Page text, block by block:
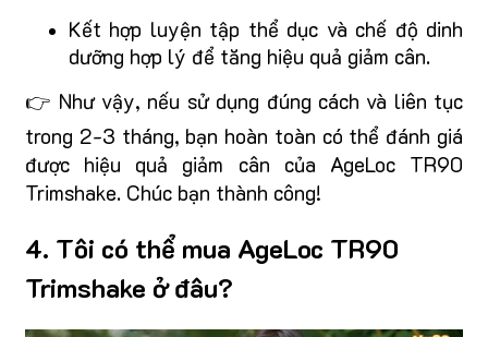
Kết hợp luyện tập thể dục và chế độ dinh
dưỡng hợp lý để tăng hiệu quả giảm cân.
👉 Như vậy, nếu sử dụng đúng cách và liên tục
trong 2-3 tháng, bạn hoàn toàn có thể đánh giá
được hiệu quả giảm cân của AgeLoc TR90
Trimshake. Chúc bạn thành công!
4. Tôi có thể mua AgeLoc TR90
Trimshake ở đâu?